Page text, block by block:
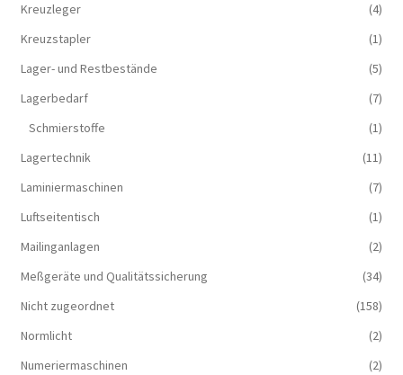
Kreuzleger
(4)
Kreuzstapler
(1)
Lager- und Restbestände
(5)
Lagerbedarf
(7)
Schmierstoffe
(1)
Lagertechnik
(11)
Laminiermaschinen
(7)
Luftseitentisch
(1)
Mailinganlagen
(2)
Meßgeräte und Qualitätssicherung
(34)
Nicht zugeordnet
(158)
Normlicht
(2)
Numeriermaschinen
(2)